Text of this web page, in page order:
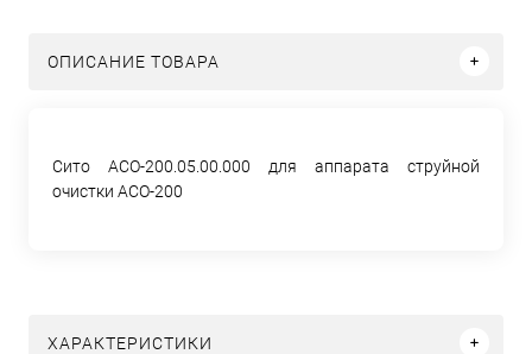
ОПИСАНИЕ ТОВАРА
Сито АСО-200.05.00.000 для аппарата струйной
очистки АСО-200
ХАРАКТЕРИСТИКИ